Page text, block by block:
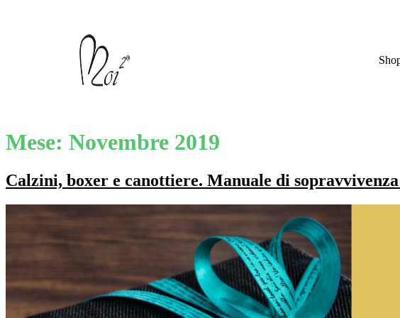
Mese: Novembre 2019
Calzini, boxer e canottiere. Manuale di